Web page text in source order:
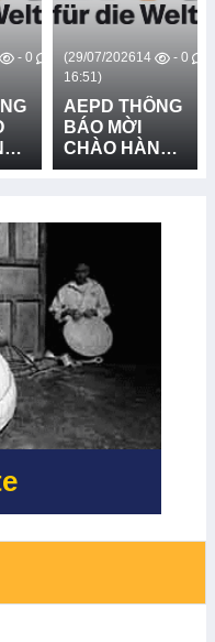
- 0
(29/07/2026
16:51)
14 - 0
AEPD THÔNG
BÁO MỜI
CHÀO HÀNG
CẠNH TRANH
ĐỒ RŮI RO
THIÊN TAI TẠI
XÃ BỐ
TRẠCH, XÃ
BẮC TRẠCH
VÀ XÃ
PHONG NHA,
TỈNH QUẢNG
TRỊ - LẦN 2